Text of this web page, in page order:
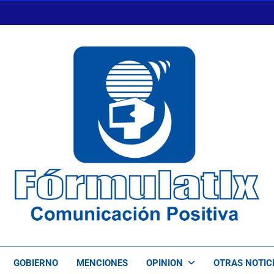
FormulaTlx
GOBIERNO MENCIONES OPINION OTRAS